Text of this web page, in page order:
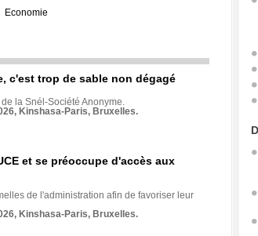
Economie
c'est trop de sable non dégagé
de la Snél-Société Anonyme.
Kinshasa-Paris, Bruxelles.
et se préoccupe d'accès aux
de l'administration afin de favoriser leur
Kinshasa-Paris, Bruxelles.